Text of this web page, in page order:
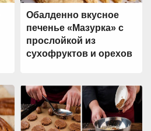
Обалденно вкусное
печенье «Мазурка» с
прослойкой из
сухофруктов и орехов